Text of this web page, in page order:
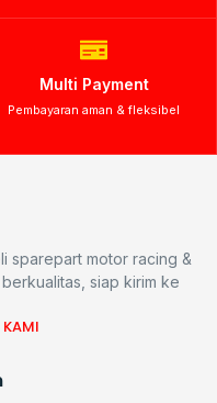
Multi Payment
Pembayaran aman & fleksibel
sparepart motor racing &
siap kirim ke
KAMI